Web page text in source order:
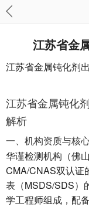
江苏省金
江苏省金属钝化剂
江苏省金属钝化
解析
一、机构资质与核
华谨检测机构（佛
CMA/CNAS双认证
表（MSDS/SDS）
学工程师组成，配